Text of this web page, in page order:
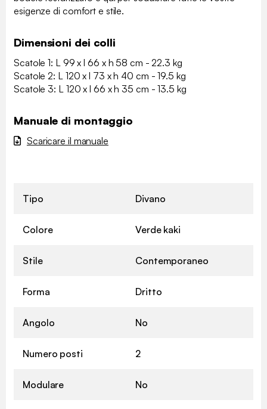
esigenze di comfort e stile.
Dimensioni dei colli
Scatole 1: L 99 x l 66 x h 58 cm - 22.3 kg
Scatole 2: L 120 x l 73 x h 40 cm - 19.5 kg
Scatole 3: L 120 x l 66 x h 35 cm - 13.5 kg
Manuale di montaggio
Scaricare il manuale
Tipo Divano
Colore Verde kaki
Stile Contemporaneo
Forma Dritto
Angolo No
Numero posti 2
Modulare No